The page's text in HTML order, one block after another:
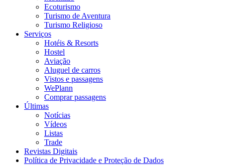
Ecoturismo
Turismo de Aventura
Turismo Religioso
Serviços
Hotéis & Resorts
Hostel
Aviação
Aluguel de carros
Vistos e passagens
WePlann
Comprar passagens
Últimas
Notícias
Vídeos
Listas
Trade
Revistas Digitais
Política de Privacidade e Proteção de Dados